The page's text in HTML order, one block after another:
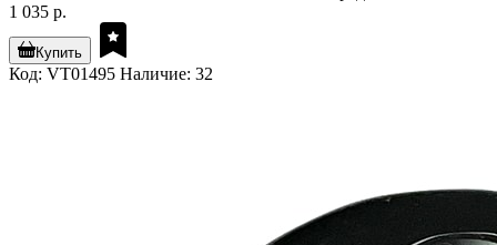
1 035 р.
Купить
Код: VT01495 Наличие: 32